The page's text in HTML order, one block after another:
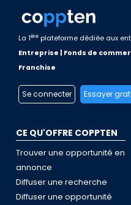
La 1ère plateforme dédiée aux
Entreprise | Fonds de
Franchise
Se connecter Essayer
CE QU'OFFRE COPPTEN
Trouver une opportunité en
annonce
Diffuser une recherche
Diffuser une opportunité